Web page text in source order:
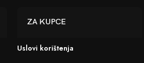
ZA KUPCE
Uslovi korištenja